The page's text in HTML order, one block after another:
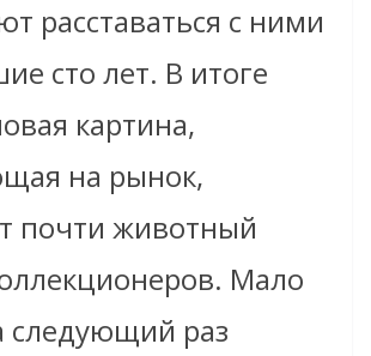
расставаться с ними
сто лет. В итоге
картина,
на рынок,
почти животный
Мало
следующий раз